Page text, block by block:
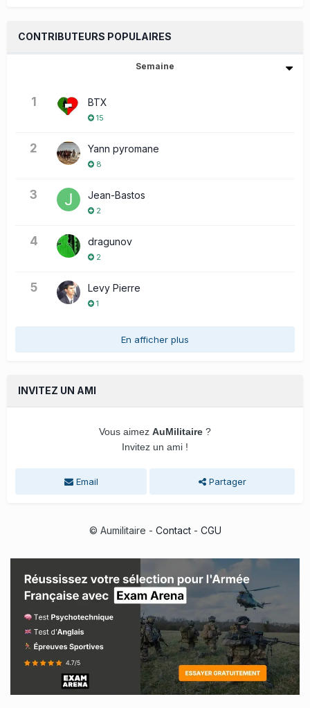
CONTRIBUTEURS POPULAIRES
Semaine
1 BTX
15
2 Yann pyromane
8
3 Jean-Bastos
2
4 dragunov
2
5 Levy Pierre
1
En afficher plus
INVITEZ UN AMI
Vous aimez AuMilitaire ?
Invitez un ami !
Email Partager
© Aumilitaire - Contact- CGU